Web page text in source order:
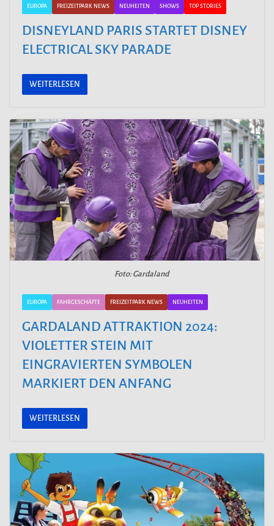
EUROPA FREIZEITPARK NEWS NEUHEITEN SHOWS TOP STORIES
DISNEYLAND PARIS STARTET DISNEY
ELECTRICAL SKY PARADE
WEITERLESEN
Foto: Gardaland
EUROPA FAHRGESCHÄFTE FREIZEITPARK NEWS NEUHEITEN
GARDALAND ATTRAKTION 2024:
VIOLETTER STEIN MIT
EINGRAVIERTEN SYMBOLEN
MARKIERT DEN ANFANG
WEITERLESEN